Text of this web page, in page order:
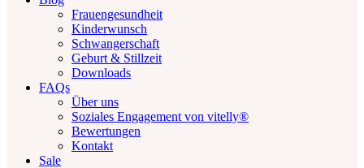
Frauengesundheit
Kinderwunsch
Schwangerschaft
Geburt & Stillzeit
Downloads
FAQs
Über uns
Soziales Engagement von vitelly®
Bewertungen
Kontakt
Sale